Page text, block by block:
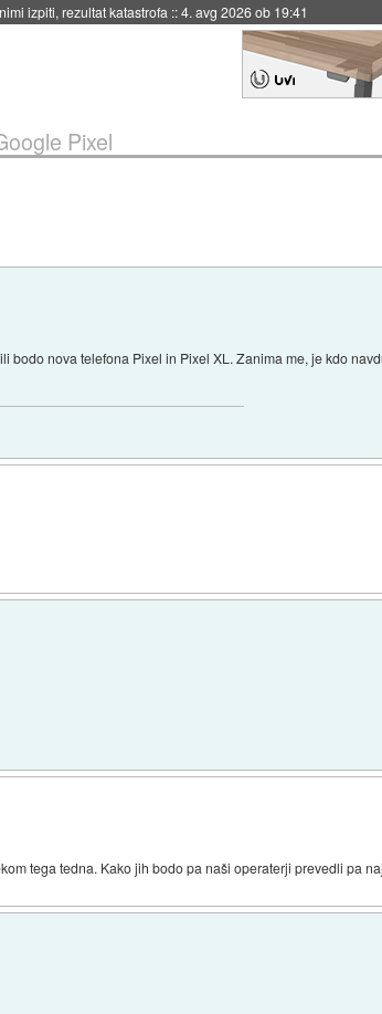
izpiti, rezultat katastrofa ::4. avg 2026 ob 19:41
Pixel
bodo nova telefona Pixel in Pixel XL. Zanima me, je kdo
tega tedna. Kako jih bodo pa naši operaterji prevedli pa